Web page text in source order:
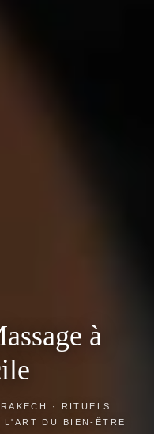
à
· RITUELS
L'ART DU BIEN-ÊTRE